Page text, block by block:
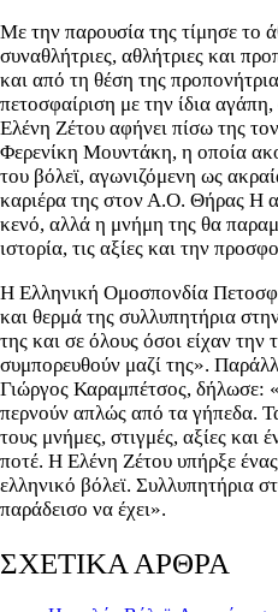
Με την παρουσία της τίμησε το
συναθλήτριες, αθλήτριες και
και από τη θέση της
πετοσφαίριση με την ίδια
Ελένη Ζέτου αφήνει πίσω της
Φερενίκη Μουντάκη, η οποία
του βόλεϊ, αγωνιζόμενη ως
καριέρα της στον Α.Ο. Θήρας Η
κενό, αλλά η μνήμη της θα
ιστορία, τις αξίες και την
Η Ελληνική Ομοσπονδία
και θερμά της συλλυπητήρια
της και σε όλους όσοι είχαν την
συμπορευθούν μαζί της».
Γιώργος Καραμπέτσος, δήλωσε:
περνούν απλώς από τα γήπεδα.
τους μνήμες, στιγμές, αξίες
ποτέ. Η Ελένη Ζέτου υπήρξε
ελληνικό βόλεϊ. Συλλυπητήρια
παράδεισο να έχει».
ΣΧΕΤΙΚΑ ΑΡΘΡΑ